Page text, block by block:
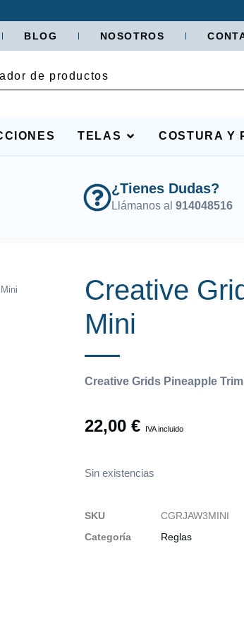
BLOG NOSOTROS
TELAS COSTURA Y
¿Tienes Dudas?
Llámanos al 914048516
Creative
Mini
Creative Grids Pineapple
22,00 € IVA incluido
Sin existencias
SKU
CGRJAW3MINI
Categoría
Reglas